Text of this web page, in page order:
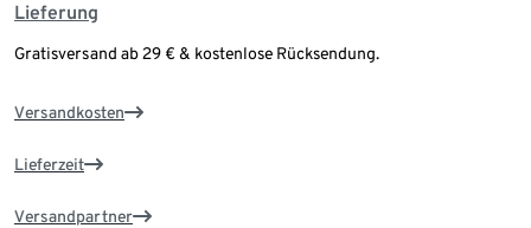
Lieferung
Gratisversand ab 29 € & kostenlose Rücksendung.
Versandkosten
Lieferzeit
Versandpartner